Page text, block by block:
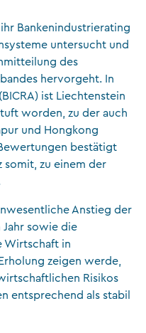
ihr Bankenindustrierating
untersucht und
des
hervorgeht. In
ist Liechtenstein
worden, zu der auch
und Hongkong
bestätigt
somit, zu einem der
Anstieg der
sowie die
Wirtschaft in
zeigen werde,
Risikos
entsprechend als stabil